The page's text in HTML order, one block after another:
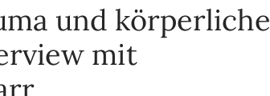
und körperliche
mit